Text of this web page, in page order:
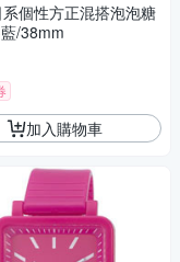
個性方正混搭泡泡糖
/38mm
加入購物車